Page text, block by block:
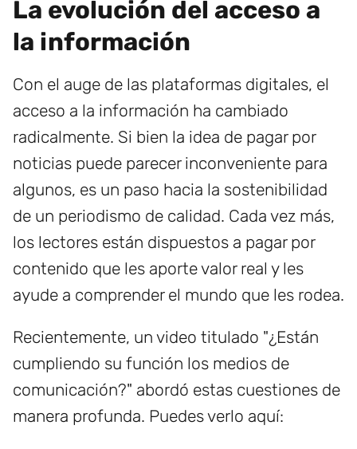
La evolución del acceso a
la información
Con el auge de las plataformas digitales, el
acceso a la información ha cambiado
radicalmente. Si bien la idea de pagar por
noticias puede parecer inconveniente para
algunos, es un paso hacia la sostenibilidad
de un periodismo de calidad. Cada vez más,
los lectores están dispuestos a pagar por
contenido que les aporte valor real y les
ayude a comprender el mundo que les rodea.
Recientemente, un video titulado "¿Están
cumpliendo su función los medios de
comunicación?" abordó estas cuestiones de
manera profunda. Puedes verlo aquí: